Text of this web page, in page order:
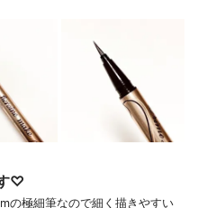
♡
の極細筆なので細く描きやすい